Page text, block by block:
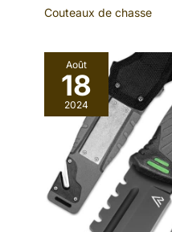
Couteaux de chasse
Août
18
2024